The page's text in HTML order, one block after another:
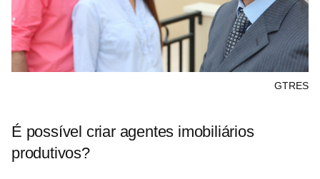
GTRES
É possível criar agentes imobiliários
produtivos?